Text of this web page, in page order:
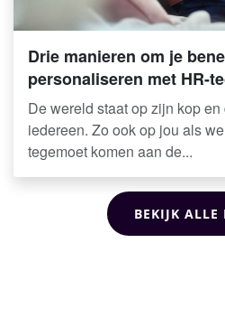
Drie manieren om je
personaliseren met HR-
De wereld staat op zijn kop
iedereen. Zo ook op jou als
tegemoet komen aan de...
BEKIJK ALLE